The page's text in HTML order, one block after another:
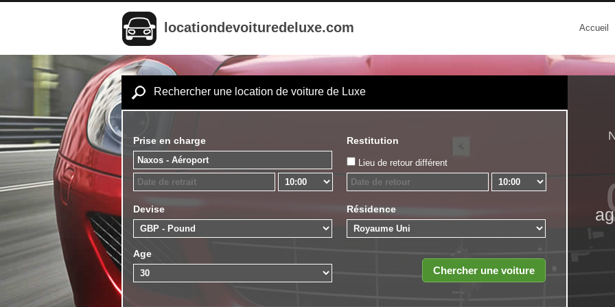
locationdevoituredeluxe.com Accueil
Rechercher une location de voiture de Luxe
Prise en charge Restitution
Lieu de retour différent
Devise Résidence
Age